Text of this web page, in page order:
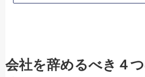
会社を辞めるべき４